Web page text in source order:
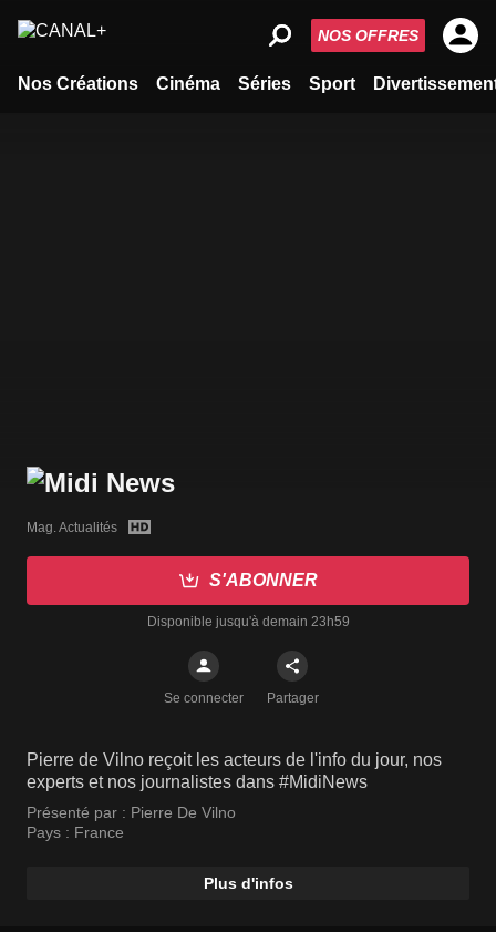
Nos Créations Cinéma Séries Sport
NOS OFFRES
Mag. Actualités
S'ABONNER
Disponible jusqu'à demain 23h59
Se connecter Partager
Pierre de Vilno reçoit les acteurs de l'info du jour, nos
experts et nos journalistes dans #MidiNews
Présenté par : Pierre De Vilno
Pays : France
Plus d'infos